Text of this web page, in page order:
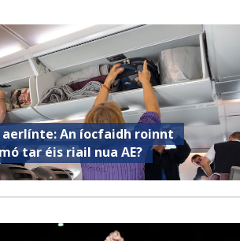
aerlínte: An íocfaidh roinnt
tar éis riail nua AE?